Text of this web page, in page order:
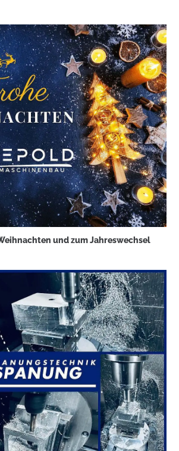
und zum Jahreswechsel